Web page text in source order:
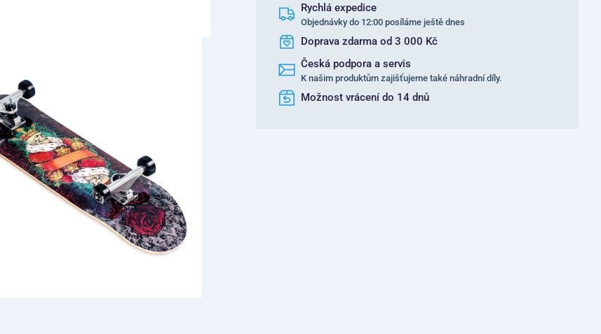
Rychlá expedice
Objednávky do 12:00 posíláme ještě dnes
Doprava zdarma od 3 000 Kč
Česká podpora a servis
K našim produktům zajišťujeme také náhradní díly.
Možnost vrácení do 14 dnů